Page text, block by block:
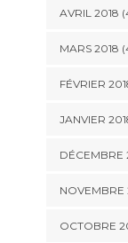
AVRIL 2018
MARS 2018
FÉVRIER
JANVIER
DÉCEMBRE
NOVEMBRE
OCTOBRE